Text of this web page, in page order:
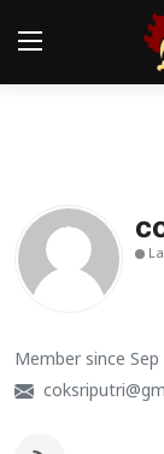
Pura
Desa Adat
Kearifan lokal
Member since